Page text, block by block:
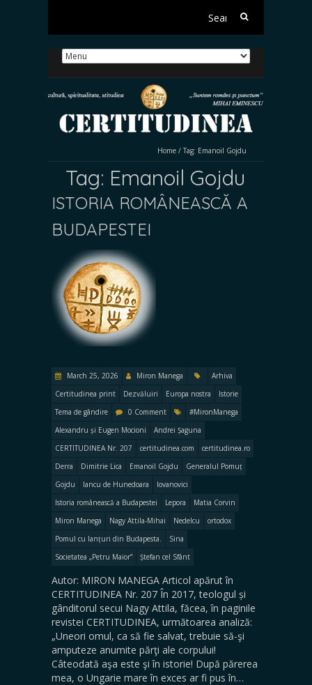
Search
Home / Tag: Emanoil Gojdu
Tag: Emanoil Gojdu
ISTORIA ROMÂNEASCĂ A
BUDAPESTEI
March 25, 2026 Miron Manega
Arhiva
Certitudinea print
Dezvăluiri Europa nostra
Istorie
Tema de gândire
0 Comment
#MironManega
Alexandru și Eugen Mocioni
Andrei Șaguna
CERTITUDINEA Nr. 207
certitudinea.com
certitudinea.ro
Derra
Dimitrie Lica Emanoil Gojdu
Generalul Pomuț
Gojdu
Iancu de Hunedoara
Iovanovici
Istoria românească a Budapestei
Lepora
Matia Corvin
Miron Manega
Nagy Attila-Mihai Nedelcu
ortodox
Pomul cu lanțuri din Budapesta.
Sina
Societatea „Petru Maior”
Ștefan cel Sfânt
Autor: MIRON MANEGA Articol apărut în
CERTITUDINEA Nr. 207 În 2017, teologul și
gânditorul secui Nagy Attila, făcea, în paginile
revistei CERTITUDINEA, următoarea analiză:
„Uneori omul, ca să fie salvat, trebuie să-şi
amputeze anumite părţi ale corpului!
Câteodată aşa este şi în istorie! După părerea
mea, o Ungarie mare în exces ar fi pus în…